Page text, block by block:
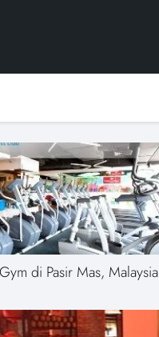
Gym di Pasir Mas, Malaysia